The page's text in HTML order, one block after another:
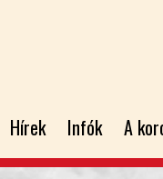
Hírek Infók A